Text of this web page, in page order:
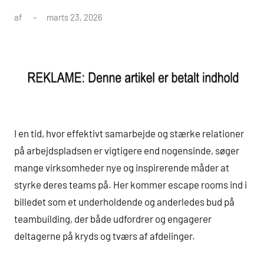
af marts 23, 2026
I en tid, hvor effektivt samarbejde og stærke relationer
på arbejdspladsen er vigtigere end nogensinde, søger
mange virksomheder nye og inspirerende måder at
styrke deres teams på. Her kommer escape rooms ind i
billedet som et underholdende og anderledes bud på
teambuilding, der både udfordrer og engagerer
deltagerne på kryds og tværs af afdelinger.